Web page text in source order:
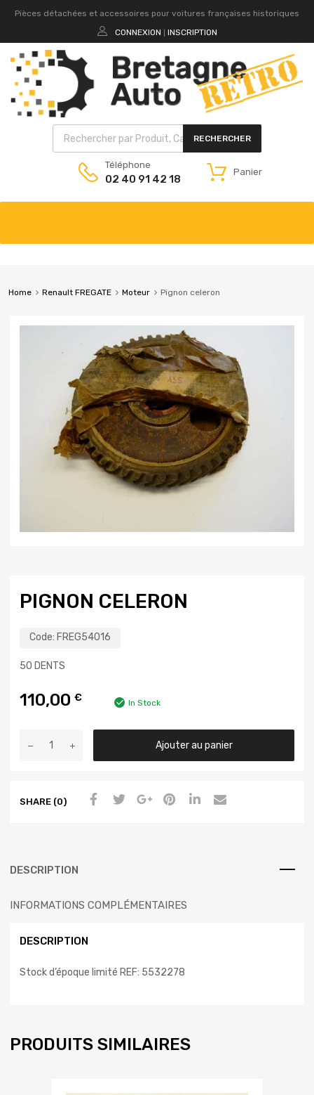
Pièces détachées et accessoires pour voitures françaises historiques
CONNEXION
INSCRIPTION
RECHERCHER
Téléphone
02 40 91 42 18
Panier
Home Renault FREGATE Moteur Pignon celeron
PIGNON CELERON
Code: FREG54016
50 DENTS
110,00 € In Stock
Ajouter au panier
SHARE (0)
DESCRIPTION
INFORMATIONS COMPLÉMENTAIRES
DESCRIPTION
Stock d’époque limité REF: 5532278
PRODUITS SIMILAIRES